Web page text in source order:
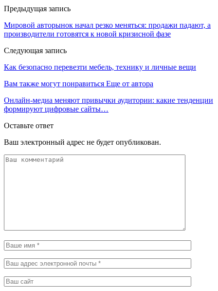
Предыдущая запись
Мировой авторынок начал резко меняться: продажи падают, а
производители готовятся к новой кризисной фазе
Следующая запись
Как безопасно перевезти мебель, технику и личные вещи
Вам также могут понравиться Еще от автора
Онлайн-медиа меняют привычки аудитории: какие тенденции
формируют цифровые сайты…
Оставьте ответ
Ваш электронный адрес не будет опубликован.